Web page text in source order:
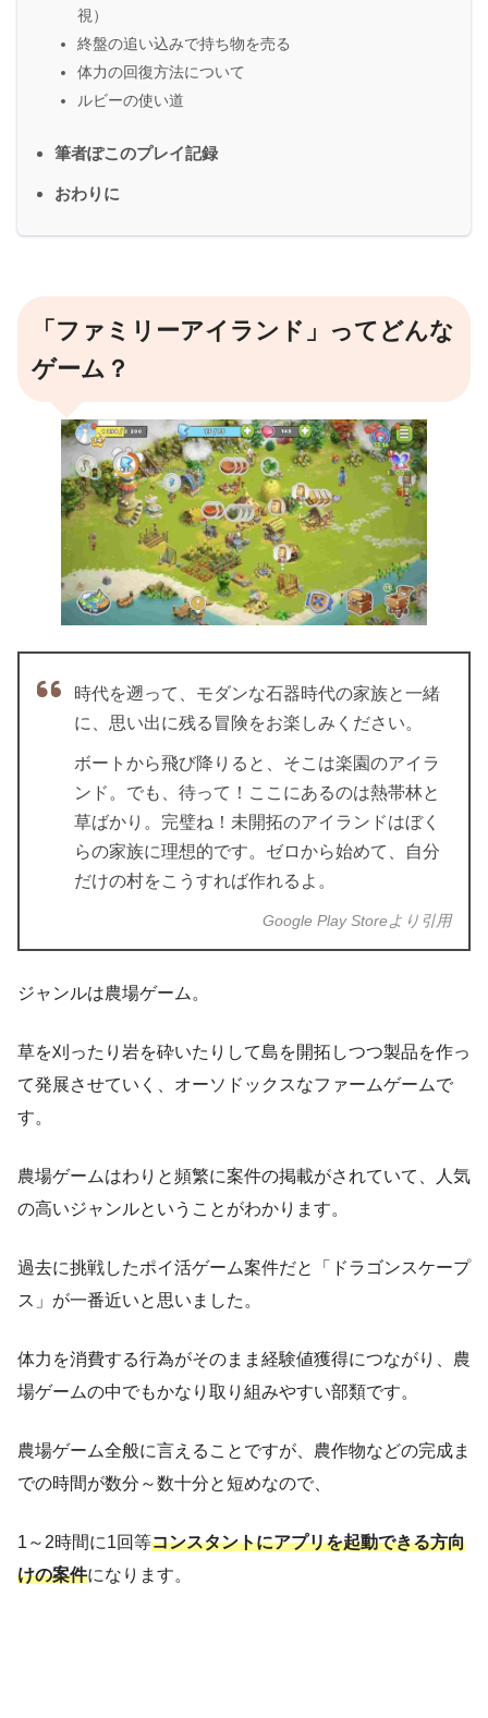
視）
終盤の追い込みで持ち物を売る
体力の回復方法について
ルビーの使い道
筆者ぽこのプレイ記録
おわりに
「ファミリーアイランド」ってどんな
ゲーム？
時代を遡って、モダンな石器時代の家族と一緒
に、思い出に残る冒険をお楽しみください。
ボートから飛び降りると、そこは楽園のアイラ
ンド。でも、待って！ここにあるのは熱帯林と
草ばかり。完璧ね！未開拓のアイランドはぼく
らの家族に理想的です。ゼロから始めて、自分
だけの村をこうすれば作れるよ。
Google Play Storeより引用
ジャンルは農場ゲーム。
草を刈ったり岩を砕いたりして島を開拓しつつ製品を作っ
て発展させていく、オーソドックスなファームゲームで
す。
農場ゲームはわりと頻繁に案件の掲載がされていて、人気
の高いジャンルということがわかります。
過去に挑戦したポイ活ゲーム案件だと「ドラゴンスケープ
ス」が一番近いと思いました。
体力を消費する行為がそのまま経験値獲得につながり、農
場ゲームの中でもかなり取り組みやすい部類です。
農場ゲーム全般に言えることですが、農作物などの完成ま
での時間が数分～数十分と短めなので、
1～2時間に1回等コンスタントにアプリを起動できる方向
けの案件になります。